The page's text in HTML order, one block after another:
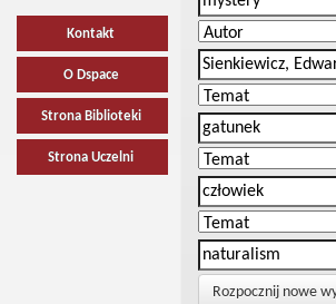
Kontakt
O Dspace
Strona Biblioteki
Strona Uczelni
Rozpocznij nowe